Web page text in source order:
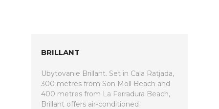
BRILLANT
Ubytovanie Brillant. Set in Cala Ratjada,
300 metres from Son Moll Beach and
400 metres from La Ferradura Beach,
Brillant offers air-conditioned